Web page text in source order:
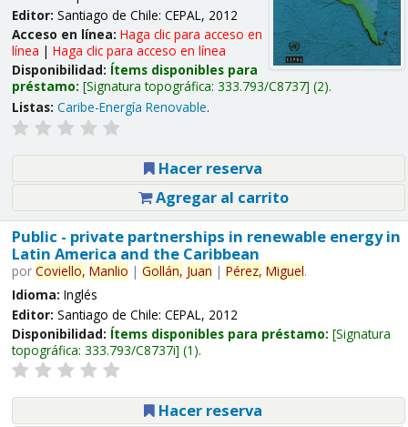
Editor: Santiago de Chile: CEPAL, 2012
Acceso en línea: Haga clic para acceso en
línea | Haga clic para acceso en línea
Disponibilidad: Ítems disponibles para
préstamo: Signatura topográfica: 333.793/C8737 (2).
Listas: Caribe-Energía Renovable.
Hacer reserva
Agregar al carrito
Public - private partnerships in renewable energy in
Latin America and the Caribbean
por Coviello, Manlio | Gollán, Juan | Pérez, Miguel.
Idioma: Inglés
Editor: Santiago de Chile: CEPAL, 2012
Disponibilidad: Ítems disponibles para préstamo: Signatura
topográfica: 333.793/C8737i (1).
Hacer reserva